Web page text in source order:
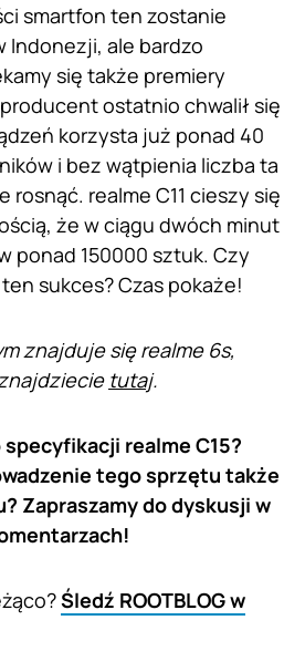
smartfon ten zostanie
Indonezji, ale bardzo
się także premiery
ostatnio chwalił się
korzysta już ponad 40
i bez wątpienia liczba ta
realme C11 cieszy się
że w ciągu dwóch minut
ponad 150000 sztuk. Czy
sukces? Czas pokaże!
znajduje się realme 6s,
tutaj.
realme C15?
tego sprzętu także
Zapraszamy do dyskusji w
Śledź ROOTBLOG w